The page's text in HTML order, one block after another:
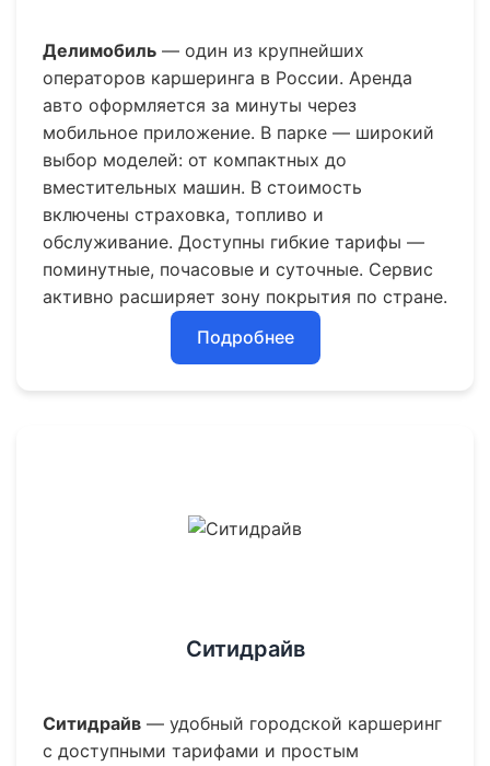
Делимобиль — один из крупнейших
операторов каршеринга в России. Аренда
авто оформляется за минуты через
мобильное приложение. В парке — широкий
выбор моделей: от компактных до
вместительных машин. В стоимость
включены страховка, топливо и
обслуживание. Доступны гибкие тарифы —
поминутные, почасовые и суточные. Сервис
активно расширяет зону покрытия по стране.
Подробнее
Ситидрайв
Ситидрайв — удобный городской каршеринг
с доступными тарифами и простым